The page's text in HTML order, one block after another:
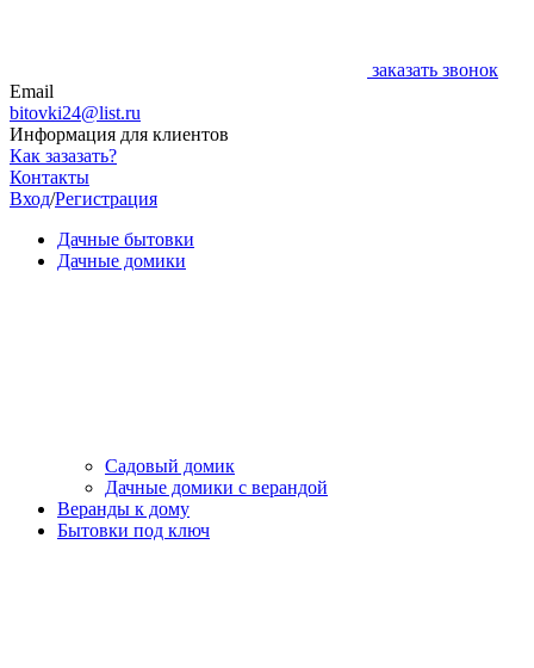
заказать звонок
Email
bitovki24@list.ru
Информация для клиентов
Как зазазать?
Контакты
Вход/Регистрация
Дачные бытовки
Дачные домики
Садовый домик
Дачные домики с верандой
Веранды к дому
Бытовки под ключ